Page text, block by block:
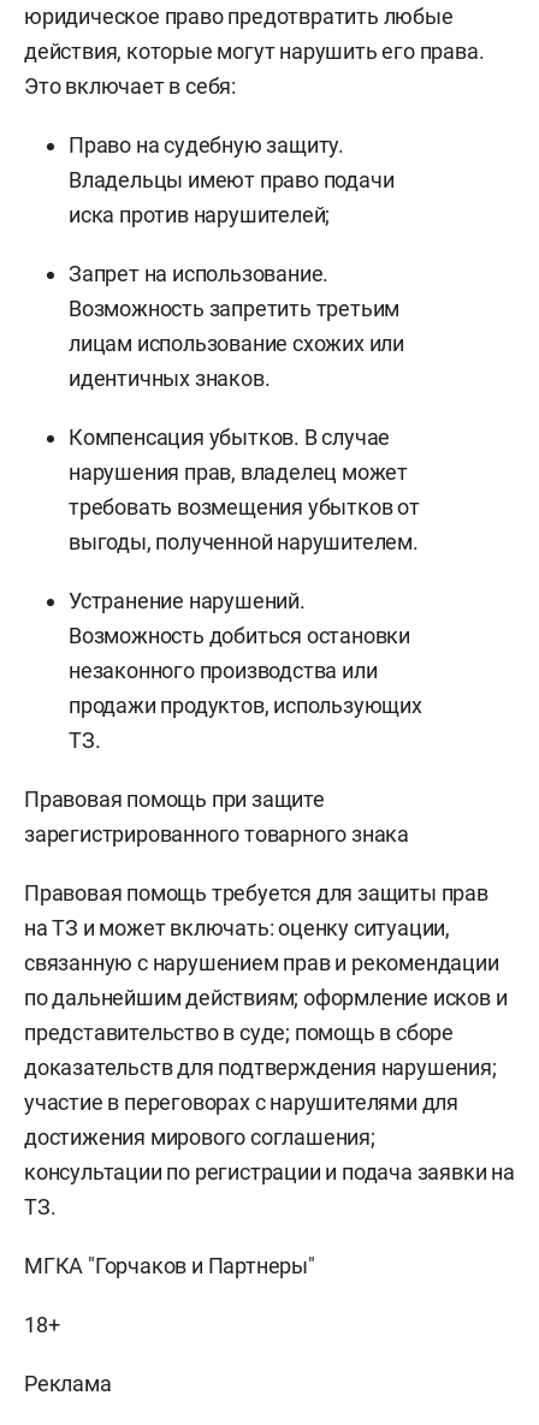
юридическое право предотвратить любые
действия, которые могут нарушить его права.
Это включает в себя:
Право на судебную защиту.
Владельцы имеют право подачи
иска против нарушителей;
Запрет на использование.
Возможность запретить третьим
лицам использование схожих или
идентичных знаков.
Компенсация убытков. В случае
нарушения прав, владелец может
требовать возмещения убытков от
выгоды, полученной нарушителем.
Устранение нарушений.
Возможность добиться остановки
незаконного производства или
продажи продуктов, использующих
ТЗ.
Правовая помощь при защите
зарегистрированного товарного знака
Правовая помощь требуется для защиты прав
на ТЗ и может включать: оценку ситуации,
связанную с нарушением прав и рекомендации
по дальнейшим действиям; оформление исков и
представительство в суде; помощь в сборе
доказательств для подтверждения нарушения;
участие в переговорах с нарушителями для
достижения мирового соглашения;
консультации по регистрации и подача заявки на
ТЗ.
МГКА "Горчаков и Партнеры"
18+
Реклама